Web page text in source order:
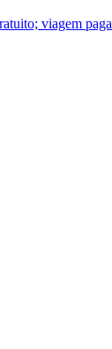
viagem paga